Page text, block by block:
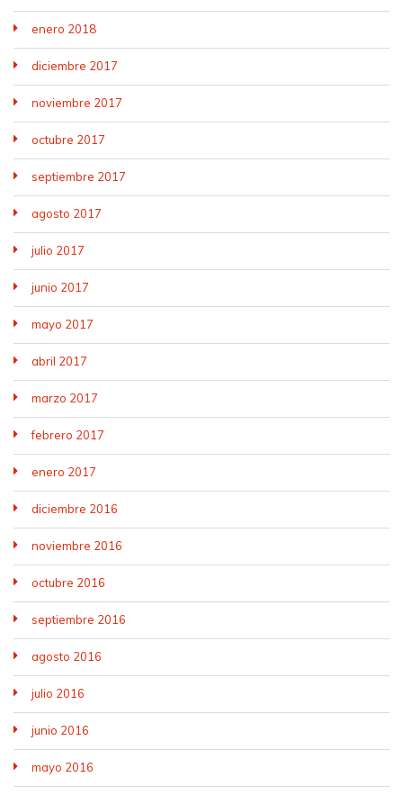
enero 2018
diciembre 2017
noviembre 2017
octubre 2017
septiembre 2017
agosto 2017
julio 2017
junio 2017
mayo 2017
abril 2017
marzo 2017
febrero 2017
enero 2017
diciembre 2016
noviembre 2016
octubre 2016
septiembre 2016
agosto 2016
julio 2016
junio 2016
mayo 2016